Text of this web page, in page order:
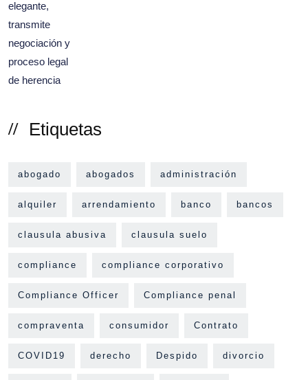
Etiquetas
abogado abogados administración
alquiler arrendamiento banco bancos
clausula abusiva clausula suelo
compliance compliance corporativo
Compliance Officer Compliance penal
compraventa consumidor Contrato
COVID19 derecho Despido divorcio